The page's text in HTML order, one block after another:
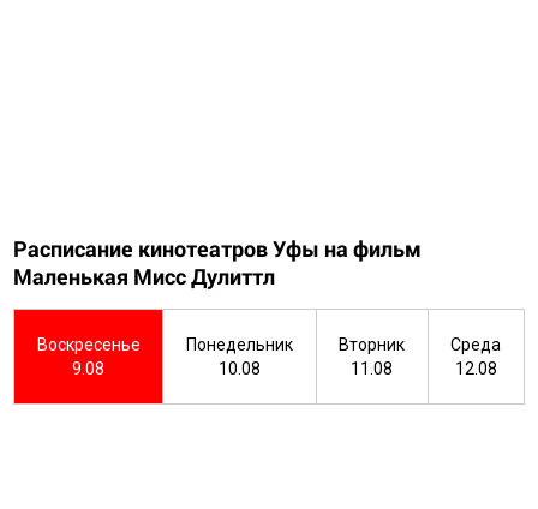
Расписание кинотеатров Уфы на фильм
Маленькая Мисс Дулиттл
Воскресенье
9.08
Понедельник
10.08
Вторник
11.08
Среда
12.08